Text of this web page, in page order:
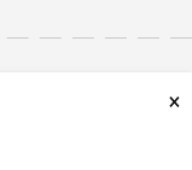
×